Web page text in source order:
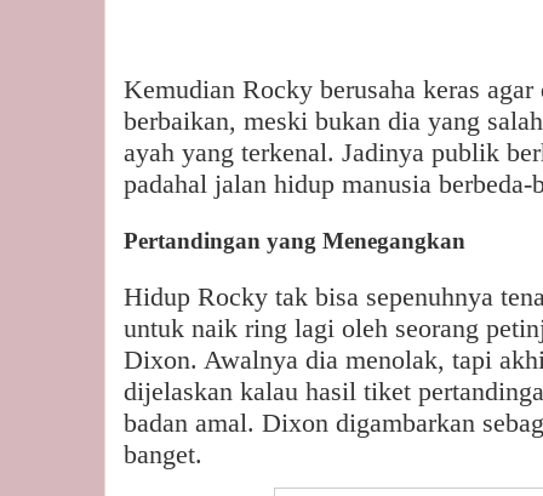
Kemudian Rocky berusaha keras agar
berbaikan, meski bukan dia yang
ayah yang terkenal. Jadinya publik
padahal jalan hidup manusia berbeda-
Pertandingan yang Menegangkan
Hidup Rocky tak bisa sepenuhnya
untuk naik ring lagi oleh seorang
Dixon. Awalnya dia menolak, tapi
dijelaskan kalau hasil tiket
badan amal. Dixon digambarkan
banget.